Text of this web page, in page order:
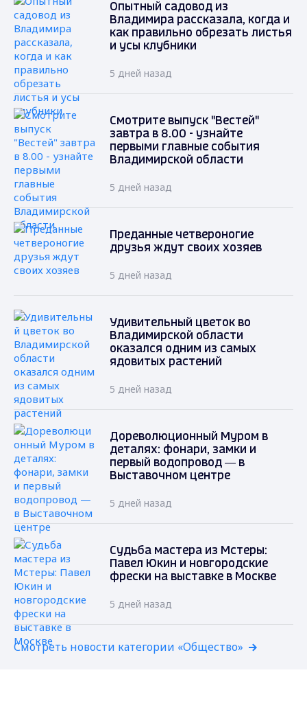
Опытный садовод из
Владимира рассказала, когда и
как правильно обрезать листья
и усы клубники
5 дней назад
Смотрите выпуск "Вестей"
завтра в 8.00 - узнайте
первыми главные события
Владимирской области
5 дней назад
Преданные четвероногие
друзья ждут своих хозяев
5 дней назад
Удивительный цветок во
Владимирской области
оказался одним из самых
ядовитых растений
5 дней назад
Дореволюционный Муром в
деталях: фонари, замки и
первый водопровод — в
Выставочном центре
5 дней назад
Судьба мастера из Мстеры:
Павел Юкин и новгородские
фрески на выставке в Москве
5 дней назад
Смотреть новости категории «Общество»